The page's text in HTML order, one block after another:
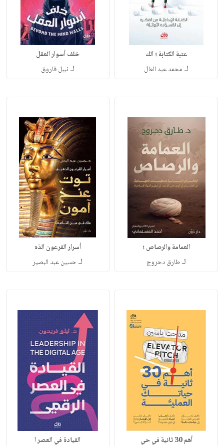
عتبة الكتابة ؛ الك
لـ محمد عبد العال
خلف أسوار العقل
لـ نبيل فاروق
العمامة والرصاص ؛
لـطارق دحروج
أسرار الفرعون الذه
لـحسين عبد البصير
أهم 30 ثانية في حي القيادة في العصر ا